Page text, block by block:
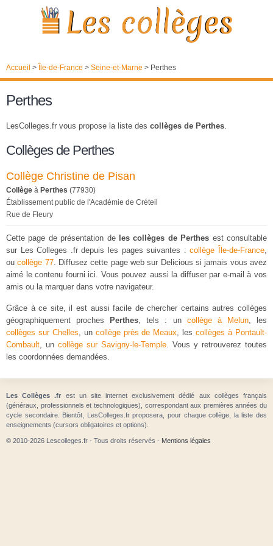
Accueil > Île-de-France > Seine-et-Marne > Perthes
Perthes
LesColleges.fr vous propose la liste des collèges de Perthes.
Collèges de Perthes
Collège Christine de Pisan
Collège à Perthes (77930)
Établissement public de l'Académie de Créteil
Rue de Fleury
Cette page de présentation de les collèges de Perthes est consultable
sur Les Colleges .fr depuis les pages suivantes :collège Île-de-France,
oucollège 77. Diffusez cette page web sur Delicious si jamais vous avez
aimé le contenu fourni ici. Vous pouvez aussi la diffuser par e-mail à vos
amis ou la marquer dans votre navigateur.
Grâce à ce site, il est aussi facile de chercher certains autres collèges
géographiquement proches
Perthes, tels : un collège à Melun, les
collèges sur Chelles, un collège près de Meaux, lescollèges à Pontault-
Combault, un collège sur Savigny-le-Temple. Vous y retrouverez toutes
les coordonnées demandées.
Les Collèges .fr est un site internet exclusivement dédié aux collèges français
(généraux, professionnels et technologiques), correspondant aux premières années du
cycle secondaire. Bientôt, LesColleges.fr proposera, pour chaque collège, la liste des
enseignements (cursors obligatoires et options).
© 2010-2026 Lescolleges.fr - Tous droits réservés - Mentions légales